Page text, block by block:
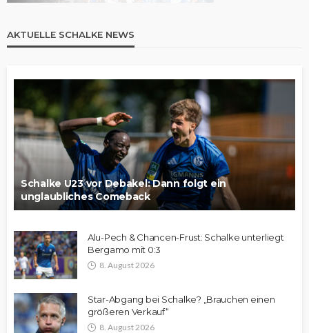
AKTUELLE SCHALKE NEWS
Schalke U23 vor Debakel: Dann folgt ein
unglaubliches Comeback
Alu-Pech & Chancen-Frust: Schalke unterliegt
Bergamo mit 0:3
8. August 2026
Star-Abgang bei Schalke? „Brauchen einen
größeren Verkauf“
8. August 2026